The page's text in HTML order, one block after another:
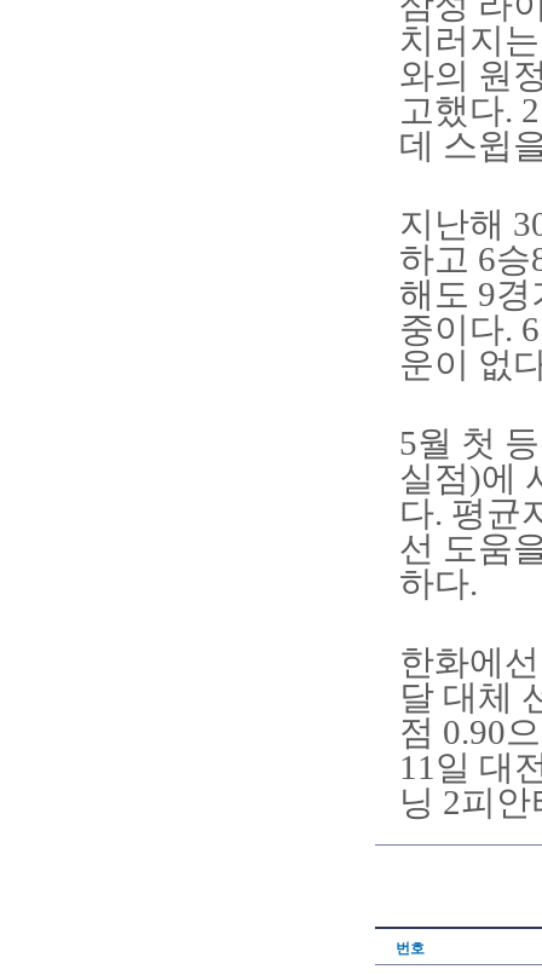
치러지
와의 원
고했다.
데 스윕
지난해
하고 6
해도 9경
중이다.
운이 없
5월 첫
실점)에
다. 평균
선 도움
하다.
한화에
달 대체
점 0.90
11일 대
닝 2피
번호